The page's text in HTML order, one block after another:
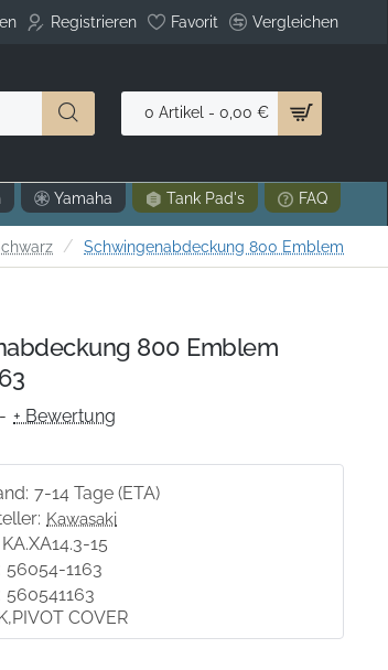
Registrieren Favorit Vergleichen
0 Artikel - 0,00 €
Yamaha Tank Pad's FAQ
Schwingenabdeckung 800 Emblem
800 Emblem
- + Bewertung
7-14 Tage (ETA)
Kawasaki
KA.XA14.3-15
56054-1163
560541163
COVER